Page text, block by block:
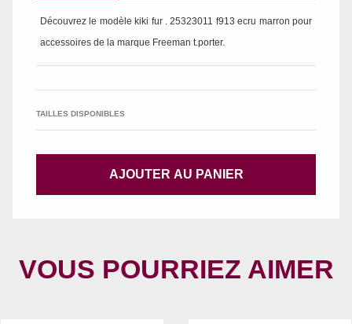
Découvrez le modèle kiki fur . 25323011 f913 ecru marron pour
accessoires de la marque Freeman t.porter.
TAILLES DISPONIBLES
AJOUTER AU PANIER
VOUS POURRIEZ AIMER